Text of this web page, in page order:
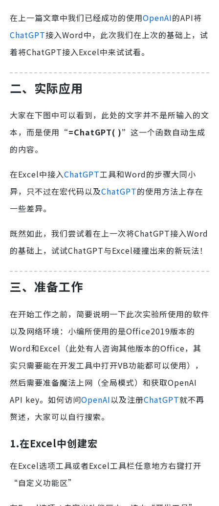
在上一篇文章中我们已经成功的使用OpenAI的API将
ChatGPT接入Word中，此次我们在上次的基础上，试
着将ChatGPT接入Excel中来试试看。
二、实际应用
大家在下图中可以看到，此处的文字并不是所输入的文
本，而是使用 “=ChatGPT( )” 这一个函数自动生成
的内容。
在Excel中接入ChatGPT工具和Word的步骤大同小
异，只不过在宏代码以及ChatGPT的使用方法上存在
一些差异。
既然如此，我们尝试着在上一次将ChatGPT接入Word
的基础上，试试ChatGPT与Excel碰撞出来的新玩法！
三、准备工作
在开始工作之前，简要说明一下此次实验所使用的软件
以及网络环境：小编所使用的是Office2019版本的
Word和Excel（此处有人咨询其他版本的Office，其
实只需要能在开发工具中打开VB功能都可以使用），
然后需要准备魔法上网（全局模式）和获取OpenAI
API key。如何访问OpenAI以及注册ChatGPT就不再
赘述，大家可以自行搜索。
1.在Excel中创建宏
在Excel选项工具或者Excel工具栏任意地方右键打开
“自定义功能区”